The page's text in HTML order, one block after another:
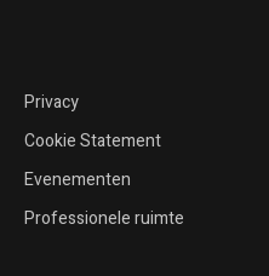
Privacy
Cookie Statement
Evenementen
Professionele ruimte